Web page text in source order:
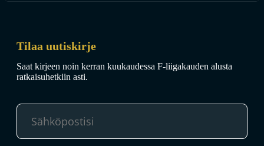
Tilaa uutiskirje
Saat kirjeen noin kerran kuukaudessa F-liigakauden alusta
ratkaisuhetkiin asti.